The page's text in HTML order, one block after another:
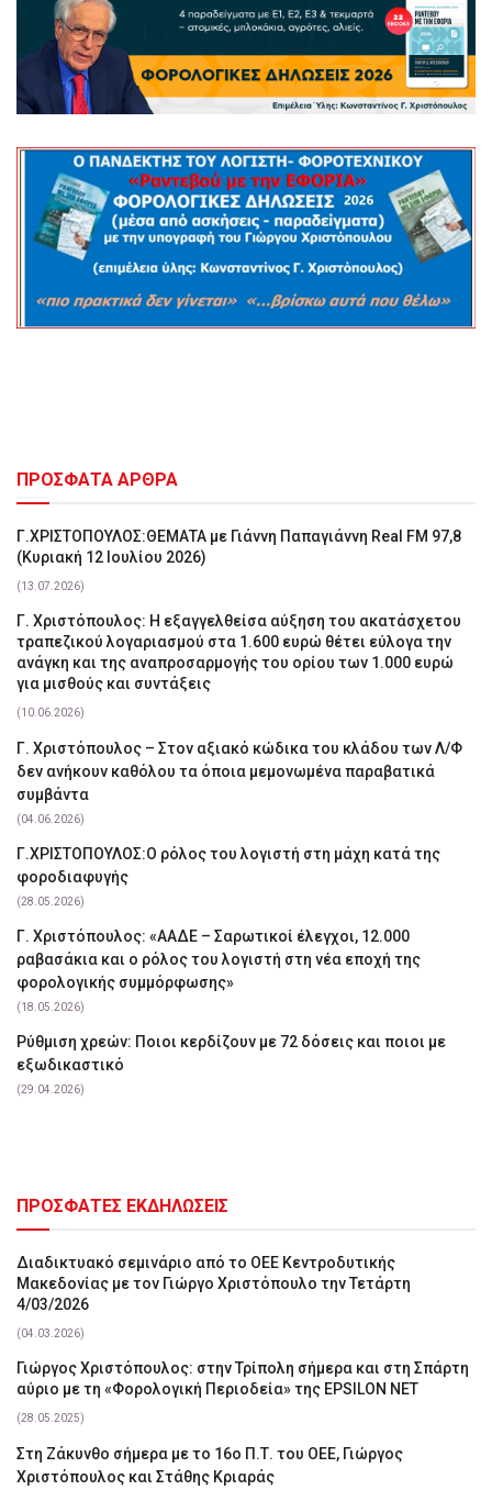
ΠΡΟΣΦΑΤΑ ΑΡΘΡΑ
Γ.ΧΡΙΣΤΟΠΟΥΛΟΣ:ΘΕΜΑΤΑ με Γιάννη Παπαγιάννη Real FM 97,8
(Κυριακή 12 Ιουλίου 2026)
(13.07.2026)
Γ. Χριστόπουλος: Η εξαγγελθείσα αύξηση του ακατάσχετου
τραπεζικού λογαριασμού στα 1.600 ευρώ θέτει εύλογα την
ανάγκη και της αναπροσαρμογής του ορίου των 1.000 ευρώ
για μισθούς και συντάξεις
(10.06.2026)
Γ. Χριστόπουλος – Στον αξιακό κώδικα του κλάδου των Λ/Φ
δεν ανήκουν καθόλου τα όποια μεμονωμένα παραβατικά
συμβάντα
(04.06.2026)
Γ.ΧΡΙΣΤΟΠΟΥΛΟΣ:Ο ρόλος του λογιστή στη μάχη κατά της
φοροδιαφυγής
(28.05.2026)
Γ. Χριστόπουλος: «ΑΑΔΕ – Σαρωτικοί έλεγχοι, 12.000
ραβασάκια και ο ρόλος του λογιστή στη νέα εποχή της
φορολογικής συμμόρφωσης»
(18.05.2026)
Ρύθμιση χρεών: Ποιοι κερδίζουν με 72 δόσεις και ποιοι με
εξωδικαστικό
(29.04.2026)
ΠΡΟΣΦΑΤΕΣ ΕΚΔΗΛΩΣΕΙΣ
Διαδικτυακό σεμινάριο από το ΟΕΕ Κεντροδυτικής
Μακεδονίας με τον Γιώργο Χριστόπουλο την Τετάρτη
4/03/2026
(04.03.2026)
Γιώργος Χριστόπουλος: στην Τρίπολη σήμερα και στη Σπάρτη
αύριο με τη «Φορολογική Περιοδεία» της EPSILON NET
(28.05.2025)
Στη Ζάκυνθο σήμερα με το 16ο Π.Τ. του ΟΕΕ, Γιώργος
Χριστόπουλος και Στάθης Κριαράς